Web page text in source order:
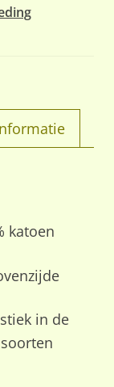
katoen
in de